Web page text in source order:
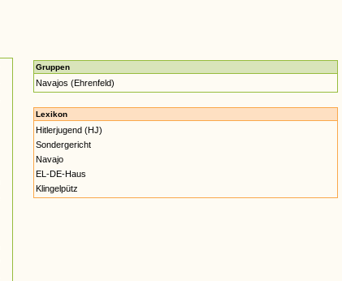
Gruppen
Navajos (Ehrenfeld)
Lexikon
Hitlerjugend (HJ)
Sondergericht
Navajo
EL-DE-Haus
Klingelpütz